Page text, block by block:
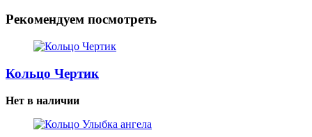
Рекомендуем посмотреть
Кольцо Чертик
Нет в наличии